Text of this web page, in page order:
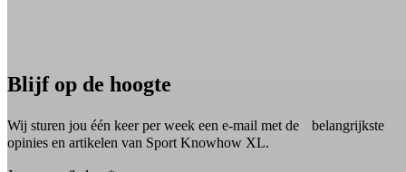
Blijf op de hoogte
Wij sturen jou één keer per week een e-mail met de belangrijkste
opinies en artikelen van Sport Knowhow XL.